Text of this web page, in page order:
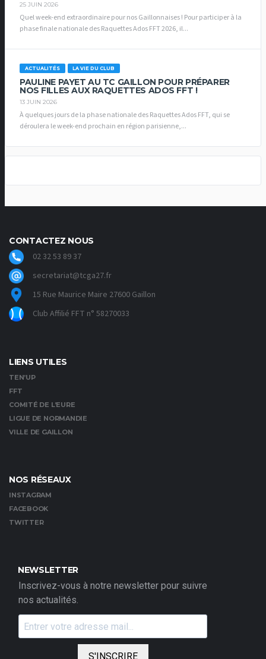
25 JUIN 2026
Quel week-end extraordinaire pour nos Gaillonnaises ! Pour participer à la
phase finale nationale des Raquettes Ados FFT 2026, il...
ACTUALITÉS LA VIE DU CLUB
PAULINE PAYET AU TC GAILLON POUR PRÉPARER
NOS FILLES AUX RAQUETTES ADOS FFT !
13 JUIN 2026
À quelques jours de la phase nationale des Raquettes Ados FFT, qui se
déroulera le week-end prochain en région parisienne,...
CONTACTEZ NOUS
02 32 53 89 37
secretariat@tcga27.fr
15 Rue Maurice Maire 27600 Gaillon
Club Affilié FFT n° 58270033
LIENS UTILES
TEN’UP
FFT
COMITÉ DE L’EURE
LIGUE DE NORMANDIE
VILLE DE GAILLON
NOS RÉSEAUX
INSTAGRAM
FACEBOOK
TWITTER
NEWSLETTER
Inscrivez-vous à notre newsletter pour suivre
nos actualités.
S'INSCRIRE